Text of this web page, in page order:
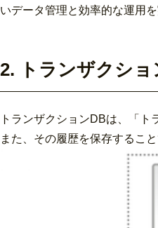
いデータ管理と効率的な運用を
2. トランザクシ
トランザクションDBは、「
また、その履歴を保存するこ